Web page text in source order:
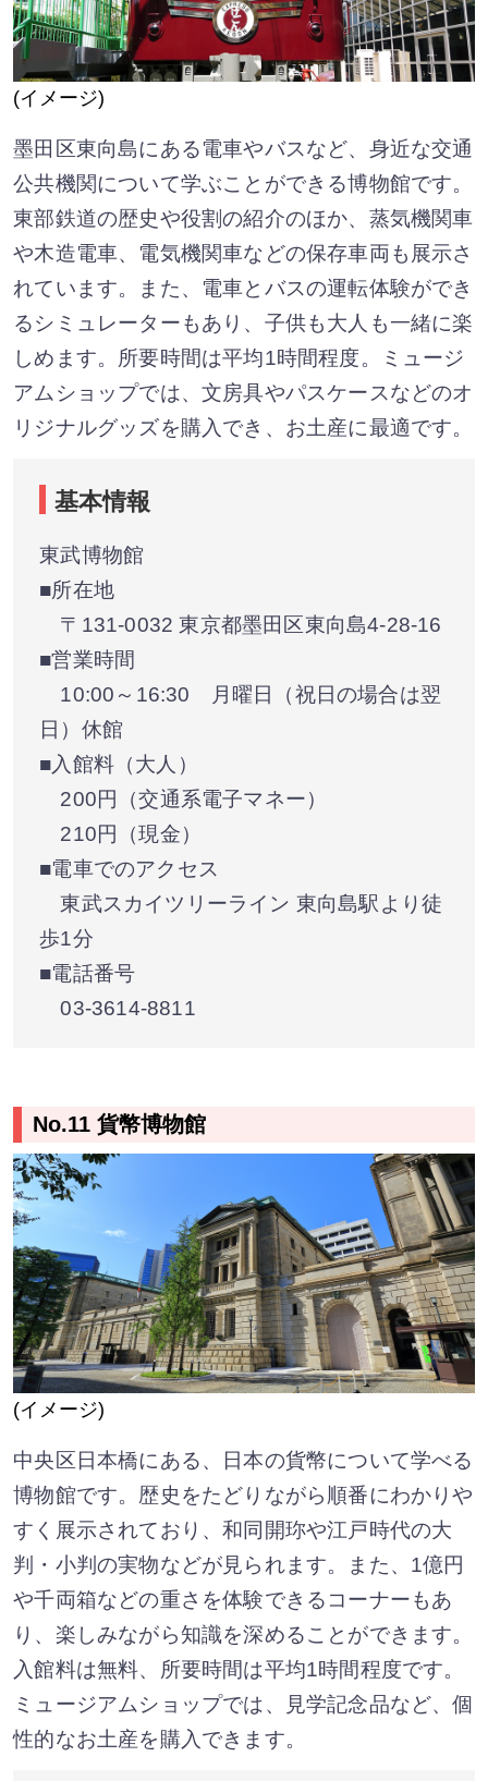
(イメージ)
墨田区東向島にある電車やバスなど、身近な交通
公共機関について学ぶことができる博物館です。
東部鉄道の歴史や役割の紹介のほか、蒸気機関車
や木造電車、電気機関車などの保存車両も展示さ
れています。また、電車とバスの運転体験ができ
るシミュレーターもあり、子供も大人も一緒に楽
しめます。所要時間は平均1時間程度。ミュージ
アムショップでは、文房具やパスケースなどのオ
リジナルグッズを購入でき、お土産に最適です。
基本情報
東武博物館
■所在地
〒131-0032 東京都墨田区東向島4-28-16
■営業時間
10:00～16:30 月曜日（祝日の場合は翌
日）休館
■入館料（大人）
200円（交通系電子マネー）
210円（現金）
■電車でのアクセス
東武スカイツリーライン 東向島駅より徒
歩1分
■電話番号
03-3614-8811
No.11 貨幣博物館
(イメージ)
中央区日本橋にある、日本の貨幣について学べる
博物館です。歴史をたどりながら順番にわかりや
すく展示されており、和同開珎や江戸時代の大
判・小判の実物などが見られます。また、1億円
や千両箱などの重さを体験できるコーナーもあ
り、楽しみながら知識を深めることができます。
入館料は無料、所要時間は平均1時間程度です。
ミュージアムショップでは、見学記念品など、個
性的なお土産を購入できます。